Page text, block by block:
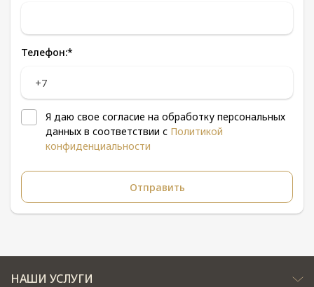
Телефон:*
Я даю свое согласие на обработку персональных
данных в соответствии с Политикой
конфиденциальности
НАШИ УСЛУГИ